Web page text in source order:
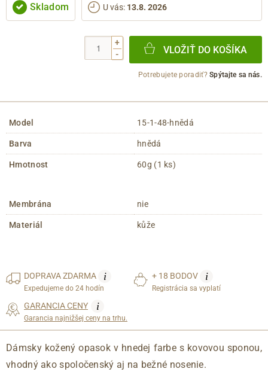
Skladom U vás: 13.8. 2026
+
-
VLOŽIŤ DO KOŠÍKA
Potrebujete poradiť?Spýtajte sa nás.
Model 15-1-48-hnědá
Barva hnědá
Hmotnost 60g (1 ks)
Membrána nie
Materiál kůže
DOPRAVAZDARMA i
Expedujeme do 24 hodín
+ 18 BODOV i
Registrácia sa vyplatí
GARANCIA CENY i
Garancia najnižšej ceny na trhu.
Dámsky kožený opasok v hnedej farbe s kovovou sponou,
vhodný ako spoločenský aj na bežné nosenie.